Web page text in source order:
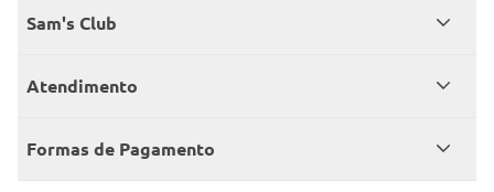
Quem somos
Encontre um Clube
Sam's Club
Seja sócio
Member’s Mark
Atendimento
Fale conosco
Atendimento em libras
Formas de Pagamento